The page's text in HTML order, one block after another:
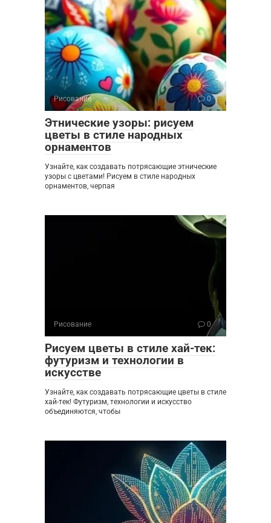
Рисование 0
Этнические узоры: рисуем
цветы в стиле народных
орнаментов
Узнайте, как создавать потрясающие этнические
узоры с цветами! Рисуем в стиле народных
орнаментов, черпая
Рисование 0
Рисуем цветы в стиле хай-тек:
футуризм и технологии в
искусстве
Узнайте, как создавать потрясающие цветы в стиле
хай-тек! Футуризм, технологии и искусство
объединяются, чтобы